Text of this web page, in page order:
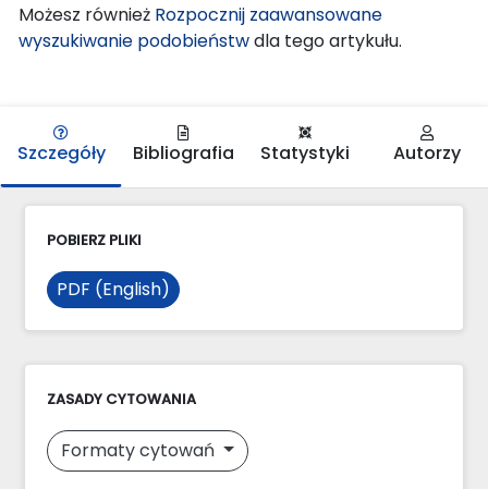
Możesz również Rozpocznij zaawansowane
wyszukiwanie podobieństwdla tego artykułu.
Szczegóły Bibliografia Statystyki Autorzy
POBIERZ PLIKI
PDF (English)
ZASADY CYTOWANIA
Formaty cytowań